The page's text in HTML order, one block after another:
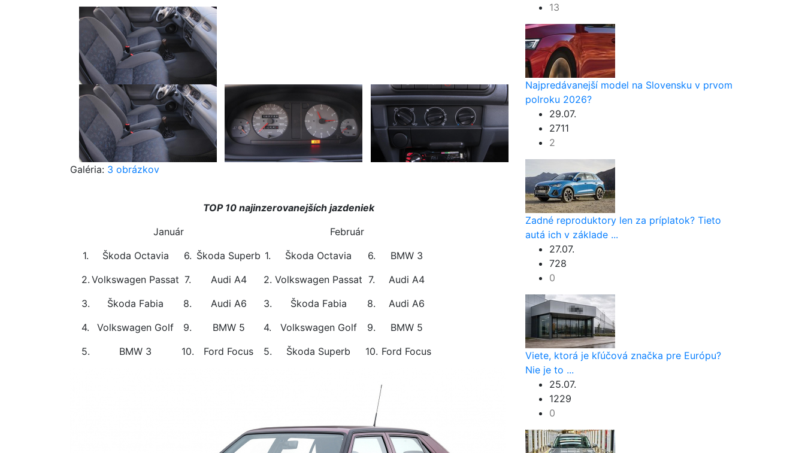
Galéria: 3 obrázkov
TOP 10 najinzerovanejších jazdeniek
Január
Február
1.
Škoda Octavia 6. Škoda Superb 1. Škoda Octavia 6.
BMW 3
2. Volkswagen Passat 7. Audi A4 2. Volkswagen Passat 7.
Audi A4
3.
Škoda Fabia 8. Audi A6 3. Škoda Fabia 8.
Audi A6
4.
Volkswagen Golf 9. BMW 5 4. Volkswagen Golf 9.
BMW 5
5.
BMW 3 10. Ford Focus 5. Škoda Superb 10. Ford Focus
13
Najpredávanejší model na Slovensku v prvom
polroku 2026?
29.07.
2711
2
Zadné reproduktory len za príplatok? Tieto
autá ich v základe ...
27.07.
728
0
Viete, ktorá je kľúčová značka pre Európu?
Nie je to ...
25.07.
1229
0